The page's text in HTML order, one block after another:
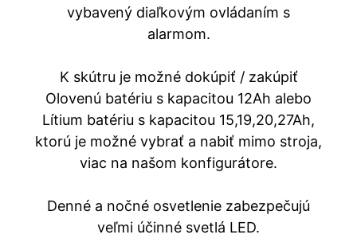
vybavený diaľkovým ovládaním s
alarmom.
K skútru je možné dokúpiť / zakúpiť
Olovenú batériu s kapacitou 12Ah alebo
Lítium batériu s kapacitou 15,19,20,27Ah,
ktorú je možné vybrať a nabiť mimo stroja,
viac na našom konfigurátore.
Denné a nočné osvetlenie zabezpečujú
veľmi účinné svetlá LED.